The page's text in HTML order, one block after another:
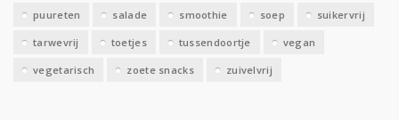
puureten salade smoothie soep suikervrij
tarwevrij toetjes tussendoortje vegan
vegetarisch zoete snacks zuivelvrij